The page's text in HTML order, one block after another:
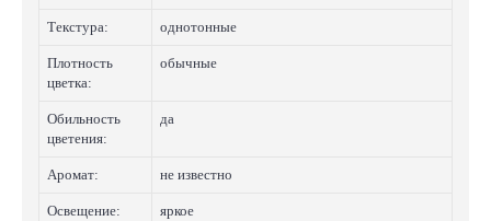
Текстура: однотонные
Плотность
цветка:
обычные
Обильность
цветения:
да
Аромат: не известно
Освещение: яркое